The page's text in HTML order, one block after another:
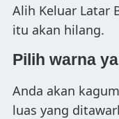
Alih Keluar Latar
itu akan hilang.
Pilih warna
Anda akan
luas yang